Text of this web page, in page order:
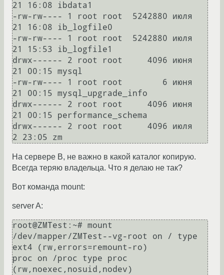
21 16:08 ibdata1
-rw-rw---- 1 root root  5242880 июля
21 16:08 ib_logfile0
-rw-rw---- 1 root root  5242880 июля
21 15:53 ib_logfile1
drwx------ 2 root root     4096 июня
21 00:15 mysql
-rw-rw---- 1 root root        6 июня
21 00:15 mysql_upgrade_info
drwx------ 2 root root     4096 июня
21 00:15 performance_schema
drwx------ 2 root root     4096 июля
На сервере B, не важно в какой каталог копирую.
Всегда теряю владельца. Что я делаю не так?
Вот команда mount:
server A:
root@ZMTest:~# mount
/dev/mapper/ZMTest--vg-root on / type
ext4 (rw,errors=remount-ro)
proc on /proc type proc
(rw,noexec,nosuid,nodev)